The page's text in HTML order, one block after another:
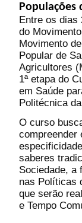
Populações
Entre os dias
do
Movimento
Popular de
Agricultores
1ª etapa do
em Saúde
Politécnica
O curso
compreender
saberes
Sociedade, a
nas Políticas
que serão
e Tempo